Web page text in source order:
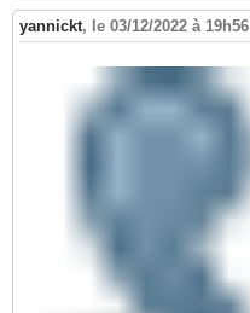
yannickt, le 03/12/2022 à 19h56